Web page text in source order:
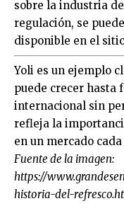
sobre la industria
regulación, se
disponible en el
Yoli es un ejemplo
puede crecer hasta
internacional sin
refleja la
en un mercado
Fuente de la imagen:
https://
historia-del-